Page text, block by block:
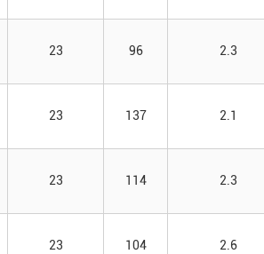
23 96 2.3
23 137 2.1
23 114 2.3
23 104 2.6